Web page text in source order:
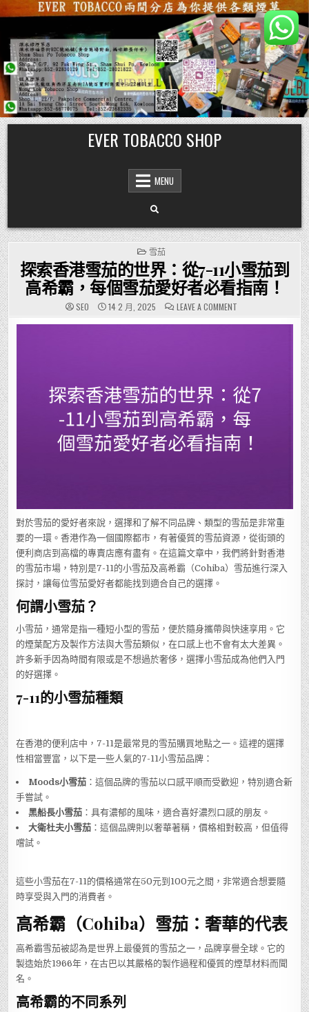
Skip
to
content
EVER TOBACCO SHOP
MENU
POSTED
IN
雪茄
探索香港雪茄的世界：從7-11小雪茄到
高希霸，每個雪茄愛好者必看指南！
SEO 14 2 月, 2025 LEAVE A COMMENTON
探
索
從
7-
11
小
雪
茄
到
高
希
好
者
必
看
指
南！
對於雪茄的愛好者來說，選擇和了解不同品牌、類型的雪茄是非常重
要的一環。香港作為一個國際都市，有著優質的雪茄資源，從街頭的
便利商店到高檔的專賣店應有盡有。在這篇文章中，我們將針對香港
的雪茄市場，特別是7-11的小雪茄及高希霸（Cohiba）雪茄進行深入
探討，讓每位雪茄愛好者都能找到適合自己的選擇。
何謂小雪茄？
小雪茄，通常是指一種短小型的雪茄，便於隨身攜帶與快速享用。它
的煙葉配方及製作方法與大雪茄類似，在口感上也不會有太大差異。
許多新手因為時間有限或是不想過於奢侈，選擇小雪茄成為他們入門
的好選擇。
7-11的小雪茄種類
在香港的便利店中，7-11是最常見的雪茄購買地點之一。這裡的選擇
性相當豐富，以下是一些人氣的7-11小雪茄品牌：
Moods小雪茄 ：這個品牌的雪茄以口感平順而受歡迎，特別適合新
手嘗試。
黑船長小雪茄 ：具有濃郁的風味，適合喜好濃烈口感的朋友。
大衛杜夫小雪茄 ：這個品牌則以奢華著稱，價格相對較高，但值得
嚐試。
這些小雪茄在7-11的價格通常在50元到100元之間，非常適合想要隨
時享受與入門的消費者。
高希霸（Cohiba）雪茄：奢華的代表
高希霸雪茄被認為是世界上最優質的雪茄之一，品牌享譽全球。它的
製造始於1966年，在古巴以其嚴格的製作過程和優質的煙草材料而聞
名。
高希霸的不同系列